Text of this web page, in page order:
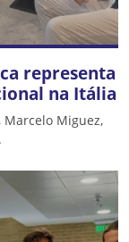
representa
na Itália
Marcelo Miguez,